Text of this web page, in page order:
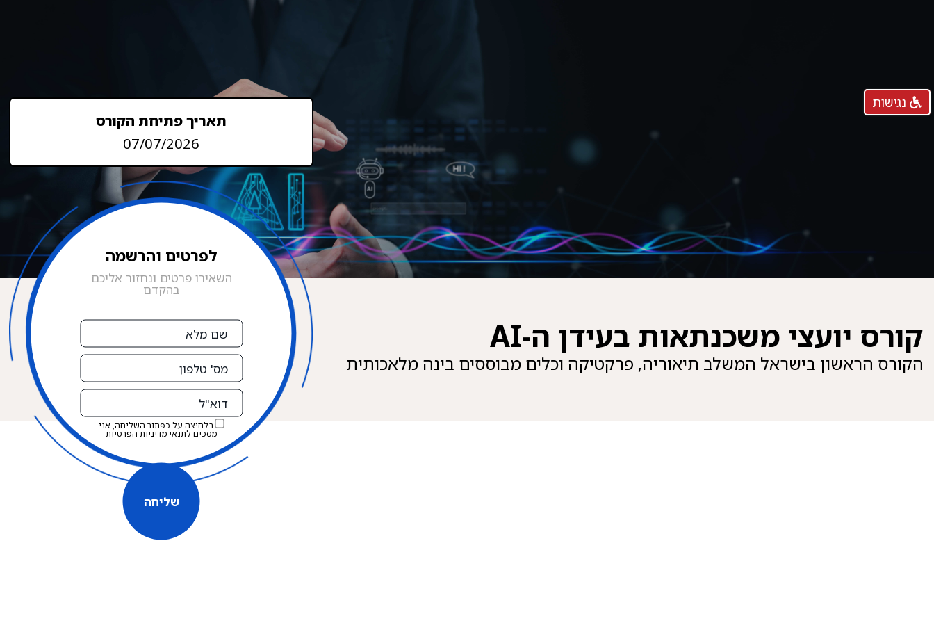
קורס יועצי משכנתאות בעידן ה-AI
הקורס הראשון בישראל המשלב תיאוריה, פרקטיקה וכלים מבוססים בינה מלאכותית
תאריך פתיחת הקורס
07/07/2026
לפרטים והרשמה
השאירו פרטים ונחזור אליכם
בהקדם
בלחיצה על כפתור השליחה, אני
מסכים לתנאימדיניות הפרטיות
שליחה
שליחה
נגישות